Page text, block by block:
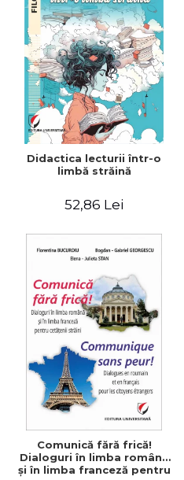
Didactica lecturii într-o
limbă străină
52,86 Lei
Comunică fără frică!
Dialoguri în limba română
şi în limba franceză pentru